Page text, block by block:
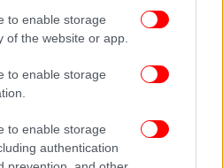
to enable storage
of the website or app.
to enable storage
to enable storage
authentication